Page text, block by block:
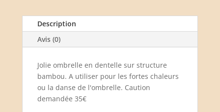
Description
Avis (0)
Jolie ombrelle en dentelle sur structure
bambou. A utiliser pour les fortes chaleurs
ou la danse de l'ombrelle. Caution
demandée 35€